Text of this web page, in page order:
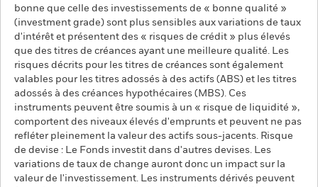
bonne que celle des investissements de « bonne qualité »
(investment grade) sont plus sensibles aux variations de taux
d'intérêt et présentent des « risques de crédit » plus élevés
que des titres de créances ayant une meilleure qualité. Les
risques décrits pour les titres de créances sont également
valables pour les titres adossés à des actifs (ABS) et les titres
adossés à des créances hypothécaires (MBS). Ces
instruments peuvent être soumis à un « risque de liquidité »,
comportent des niveaux élevés d'emprunts et peuvent ne pas
refléter pleinement la valeur des actifs sous-jacents. Risque
de devise : Le Fonds investit dans d'autres devises. Les
variations de taux de change auront donc un impact sur la
valeur de l'investissement. Les instruments dérivés peuvent